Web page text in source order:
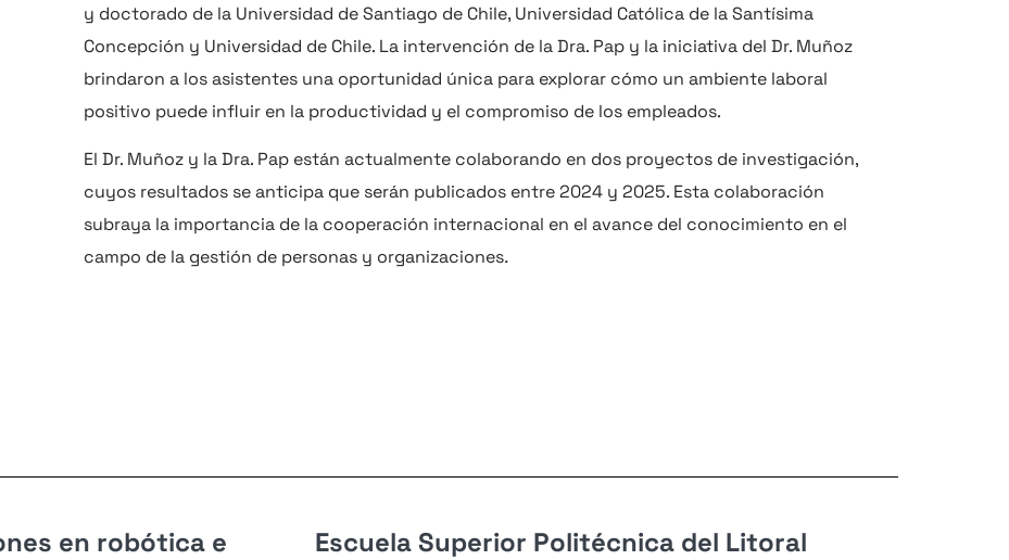
y doctorado de la Universidad de Santiago de Chile, Universidad Católica de la Santísima
Concepción y Universidad de Chile. La intervención de la Dra. Pap y la iniciativa del Dr. Muñoz
brindaron a los asistentes una oportunidad única para explorar cómo un ambiente laboral
positivo puede influir en la productividad y el compromiso de los empleados.
El Dr. Muñoz y la Dra. Pap están actualmente colaborando en dos proyectos de investigación,
cuyos resultados se anticipa que serán publicados entre 2024 y 2025. Esta colaboración
subraya la importancia de la cooperación internacional en el avance del conocimiento en el
campo de la gestión de personas y organizaciones.
en robótica e
Escuela Superior Politécnica del Litoral